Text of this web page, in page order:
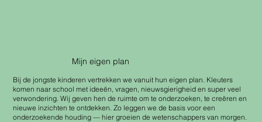
Mijn eigen plan
Bij de jongste kinderen vertrekken we vanuit hun eigen plan. Kleuters
komen naar school met ideeën, vragen, nieuwsgierigheid en super veel
verwondering. Wij geven hen de ruimte om te onderzoeken, te creëren en
nieuwe inzichten te ontdekken. Zo leggen we de basis voor een
onderzoekende houding — hier groeien de wetenschappers van morgen.